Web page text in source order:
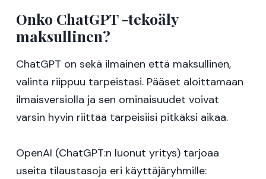
Onko ChatGPT -tekoäly
maksullinen?
ChatGPT on sekä ilmainen että maksullinen,
valinta riippuu tarpeistasi. Pääset aloittamaan
ilmaisversiolla ja sen ominaisuudet voivat
varsin hyvin riittää tarpeisiisi pitkäksi aikaa.
OpenAI (ChatGPT:n luonut yritys) tarjoaa
useita tilaustasoja eri käyttäjäryhmille: